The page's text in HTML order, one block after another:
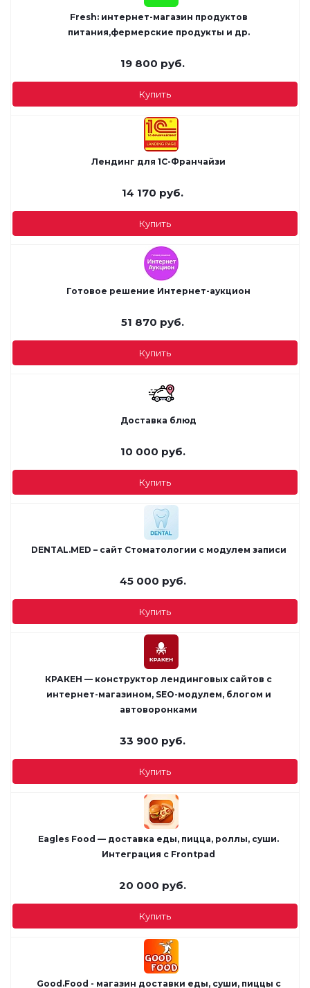
Fresh: интернет-магазин продуктов
питания,фермерские продукты и др.
19 800 руб.
Купить
Лендинг для 1С-Франчайзи
14 170 руб.
Купить
Готовое решение Интернет-аукцион
51 870 руб.
Купить
Доставка блюд
10 000 руб.
Купить
DENTAL.MED – сайт Стоматологии с модулем записи
45 000 руб.
Купить
КРАКЕН — конструктор лендинговых сайтов с
интернет-магазином, SEO-модулем, блогом и
автоворонками
33 900 руб.
Купить
Eagles Food — доставка еды, пицца, роллы, суши.
Интеграция с Frontpad
20 000 руб.
Купить
Good.Food - магазин доставки еды, суши, пиццы с